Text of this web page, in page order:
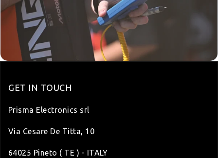
GET IN TOUCH
Prisma Electronics srl
Via Cesare De Titta, 10
64025 Pineto ( TE ) - ITALY